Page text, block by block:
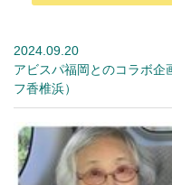
2024.09.20
アビスパ福岡とのコラボ
フ香椎浜）